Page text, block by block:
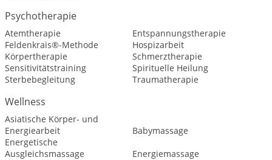
Psychotherapie
Atemtherapie
Entspannungstherapie
Feldenkrais®-Methode
Hospizarbeit
Körpertherapie
Schmerztherapie
Sensitivitätstraining
Spirituelle Heilung
Sterbebegleitung
Traumatherapie
Wellness
Asiatische Körper- und
Energiearbeit
Babymassage
Energetische
Ausgleichsmassage
Energiemassage